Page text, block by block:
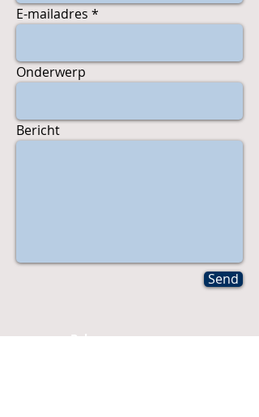
E-mailadres
Onderwerp
Bericht
Send
Bel